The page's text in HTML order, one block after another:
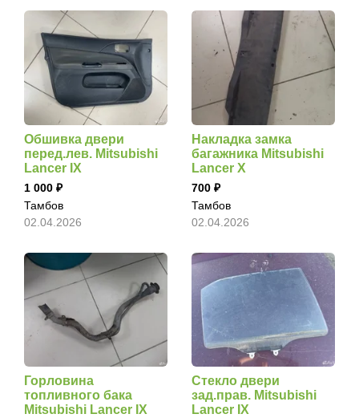
Обшивка двери
перед.лев. Mitsubishi
Lancer IX
1 000
Тамбов
02.04.2026
Накладка замка
багажника Mitsubishi
Lancer X
700
Тамбов
02.04.2026
Горловина
топливного бака
Mitsubishi Lancer IX
Стекло двери
зад.прав. Mitsubishi
Lancer IX